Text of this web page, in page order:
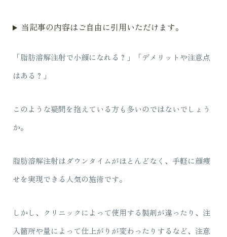
当記事の内容はご自由に引用いただけます。
「脂肪溶解注射で小顔になれる？」「デメリットや注意点
はある？」
このような疑問を抱えている方も多いのではないでしょう
か。
脂肪溶解注射はダウンタイムがほとんどなく、手軽に顔痩
せを実現できる人気の施術です。
しかし、クリニックによって使用する製剤が違ったり、注
入箇所や量によって仕上がりが変わったりするなど、注意